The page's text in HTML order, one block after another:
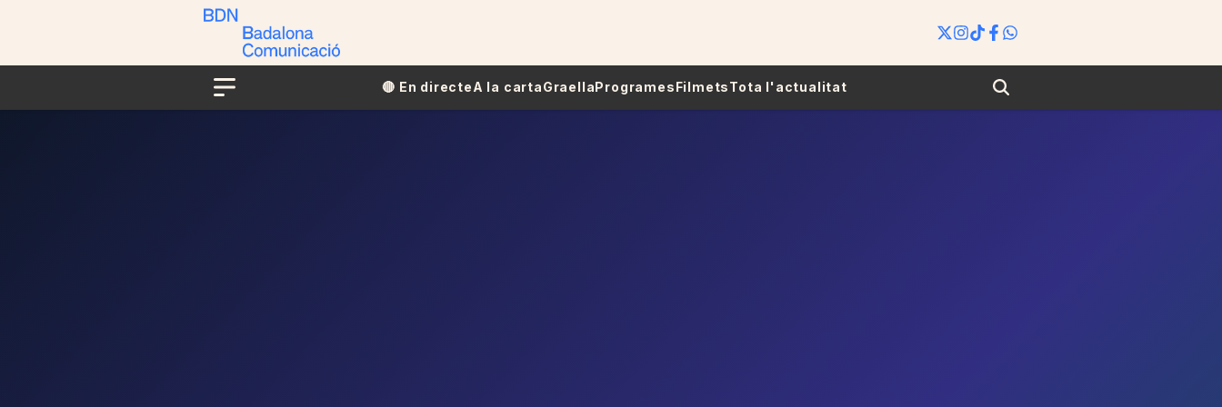
Menu
🔴​​ En directeA la cartaGraellaProgramesFilmetsTota l'actualitat Search